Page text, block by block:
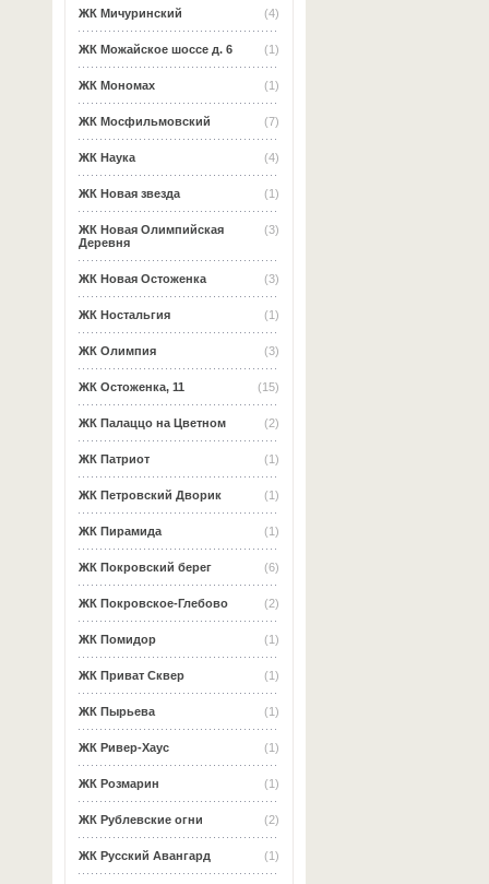
(4)
ЖК Мичуринский
(1)
ЖК Можайское шоссе д. 6
(1)
ЖК Мономах
(7)
ЖК Мосфильмовский
(4)
ЖК Наука
(1)
ЖК Новая звезда
(3)
ЖК Новая Олимпийская
Деревня
(3)
ЖК Новая Остоженка
(1)
ЖК Ностальгия
(3)
ЖК Олимпия
(15)
ЖК Остоженка, 11
(2)
ЖК Палаццо на Цветном
(1)
ЖК Патриот
(1)
ЖК Петровский Дворик
(1)
ЖК Пирамида
(6)
ЖК Покровский берег
(2)
ЖК Покровское-Глебово
(1)
ЖК Помидор
(1)
ЖК Приват Сквер
(1)
ЖК Пырьева
(1)
ЖК Ривер-Хаус
(1)
ЖК Розмарин
(2)
ЖК Рублевские огни
(1)
ЖК Русский Авангард